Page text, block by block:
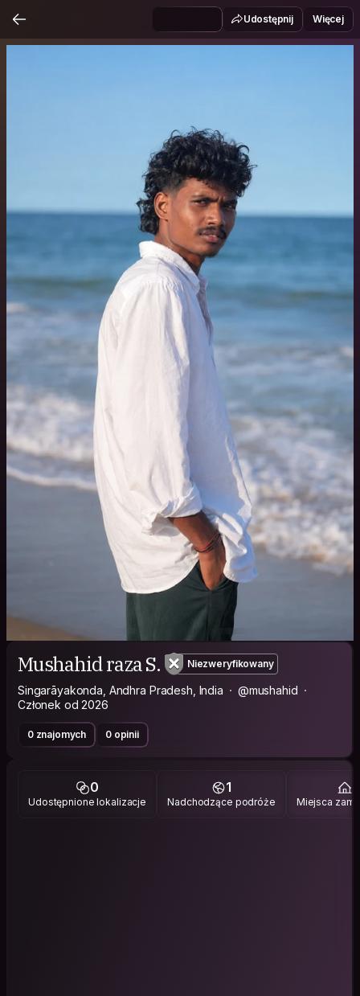
Udostępnij Więcej
Mushahid raza S. Niezweryfikowany
Singarāyakonda, Andhra Pradesh, India
@mushahid
Członek od 2026
0 znajomych 0 opinii
0
Udostępnione lokalizacje
1
Nadchodzące podróże Miejsca